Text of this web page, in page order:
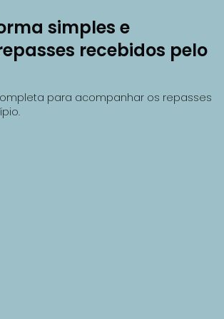
simples e
recebidos pelo
para acompanhar os repasses